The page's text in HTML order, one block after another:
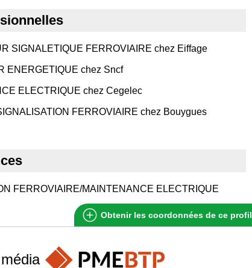
SIGNALETIQUE FERROVIAIRE chez Eiffage
ENERGETIQUE chez Sncf
ELECTRIQUE chez Cegelec
FERROVIAIRE chez Bouygues
FERROVIAIRE/MAINTENANCE ELECTRIQUE
Obtenir les coordonnées de ce profil
média